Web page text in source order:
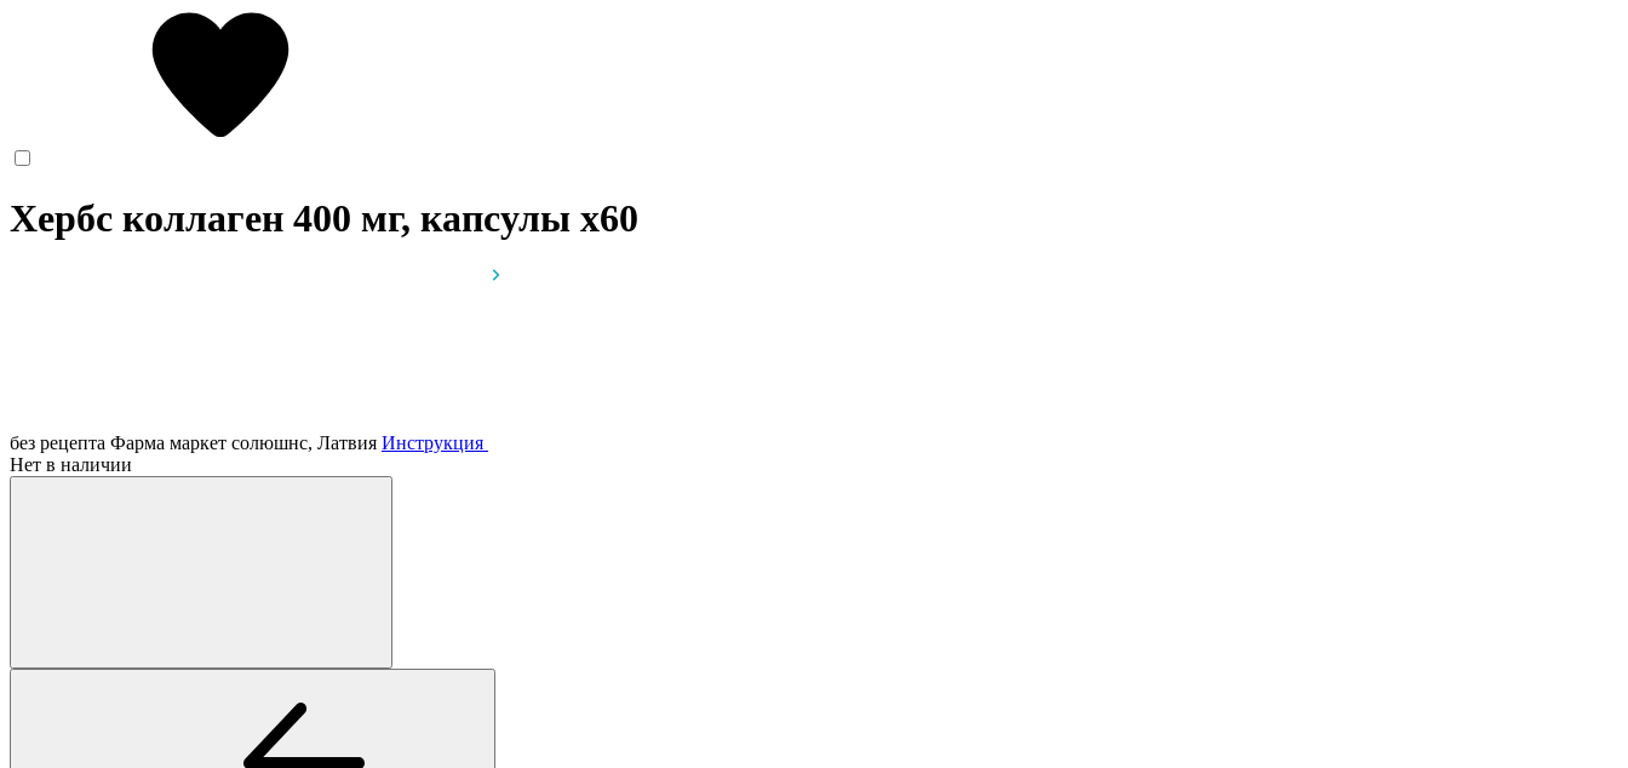
Хербс коллаген 400 мг, капсулы x60
без рецепта Фарма маркет солюшнс, Латвия Инструкция
Нет в наличии